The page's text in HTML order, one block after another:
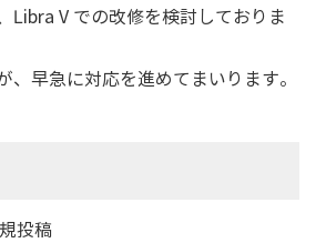
Libra V での改修を検討しておりま
、早急に対応を進めてまいります。
投稿